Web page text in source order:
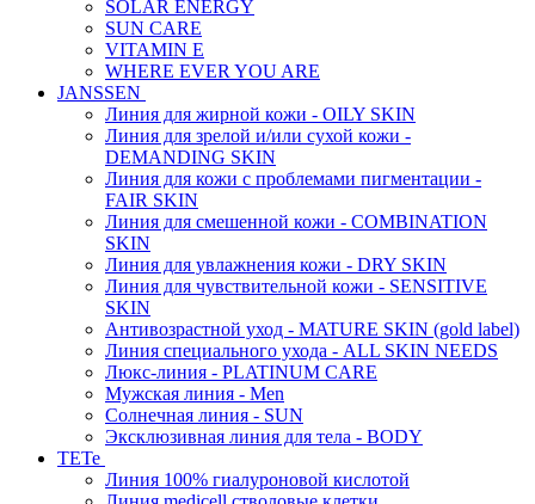
SOLAR ENERGY
SUN CARE
VITAMIN E
WHERE EVER YOU ARE
JANSSEN
Линия для жирной кожи - OILY SKIN
Линия для зрелой и/или сухой кожи -
DEMANDING SKIN
Линия для кожи с проблемами пигментации -
FAIR SKIN
Линия для смешенной кожи - COMBINATION
SKIN
Линия для увлажнения кожи - DRY SKIN
Линия для чувствительной кожи - SENSITIVE
SKIN
Антивозрастной уход - MATURE SKIN (gold label)
Линия специального ухода - ALL SKIN NEEDS
Люкс-линия - PLATINUM CARE
Мужская линия - Men
Солнечная линия - SUN
Эксклюзивная линия для тела - BODY
TETe
Линия 100% гиалуроновой кислотой